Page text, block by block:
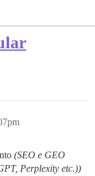
(SEO e GEO
Perplexity etc.))